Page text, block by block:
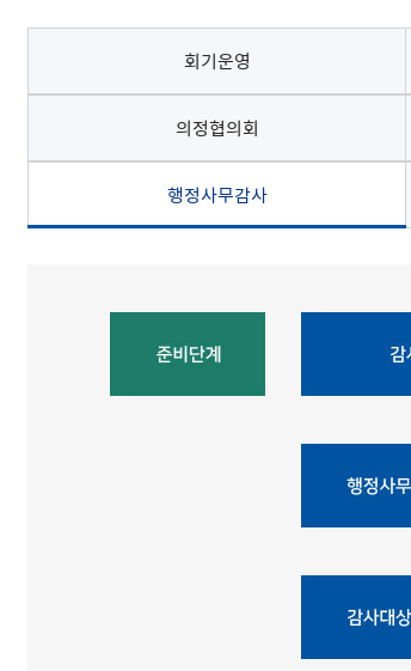
회기운영
의정협의회
행정사무감사